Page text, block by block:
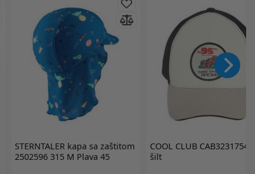
STERNTALERkapa sa zaštitom
2502596 315 M Plava 45
COOL CLUBCAB3231754
šilt